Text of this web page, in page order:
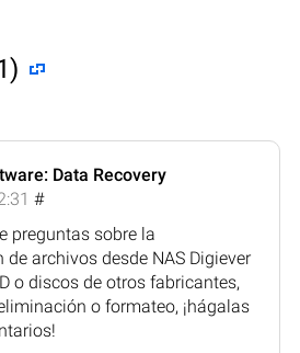
Data Recovery
#
preguntas sobre la
de archivos desde NAS Digiever
o discos de otros fabricantes,
o formateo, ¡hágalas